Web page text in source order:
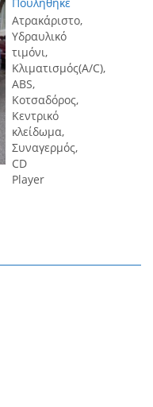
Ατρακάριστο,
Υδραυλικό
τιμόνι,
Κλιματισμός(A/C),
ABS,
Κοτσαδόρος,
Κεντρικό
κλείδωμα,
Συναγερμός,
CD
Player